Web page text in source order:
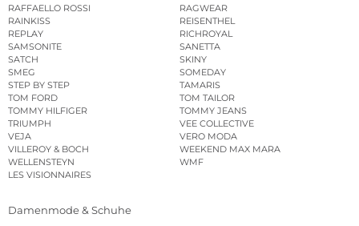
RAFFAELLO ROSSI
RAGWEAR
RAINKISS
REISENTHEL
REPLAY
RICHROYAL
SAMSONITE
SANETTA
SATCH
SKINY
SMEG
SOMEDAY
STEP BY STEP
TAMARIS
TOM FORD
TOM TAILOR
TOMMY HILFIGER
TOMMY JEANS
TRIUMPH
VEE COLLECTIVE
VEJA
VERO MODA
VILLEROY & BOCH
WEEKEND MAX MARA
WELLENSTEYN
WMF
LES VISIONNAIRES
Damenmode & Schuhe